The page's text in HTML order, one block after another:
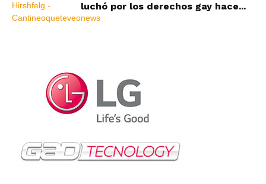
luchó por los derechos gay hace...